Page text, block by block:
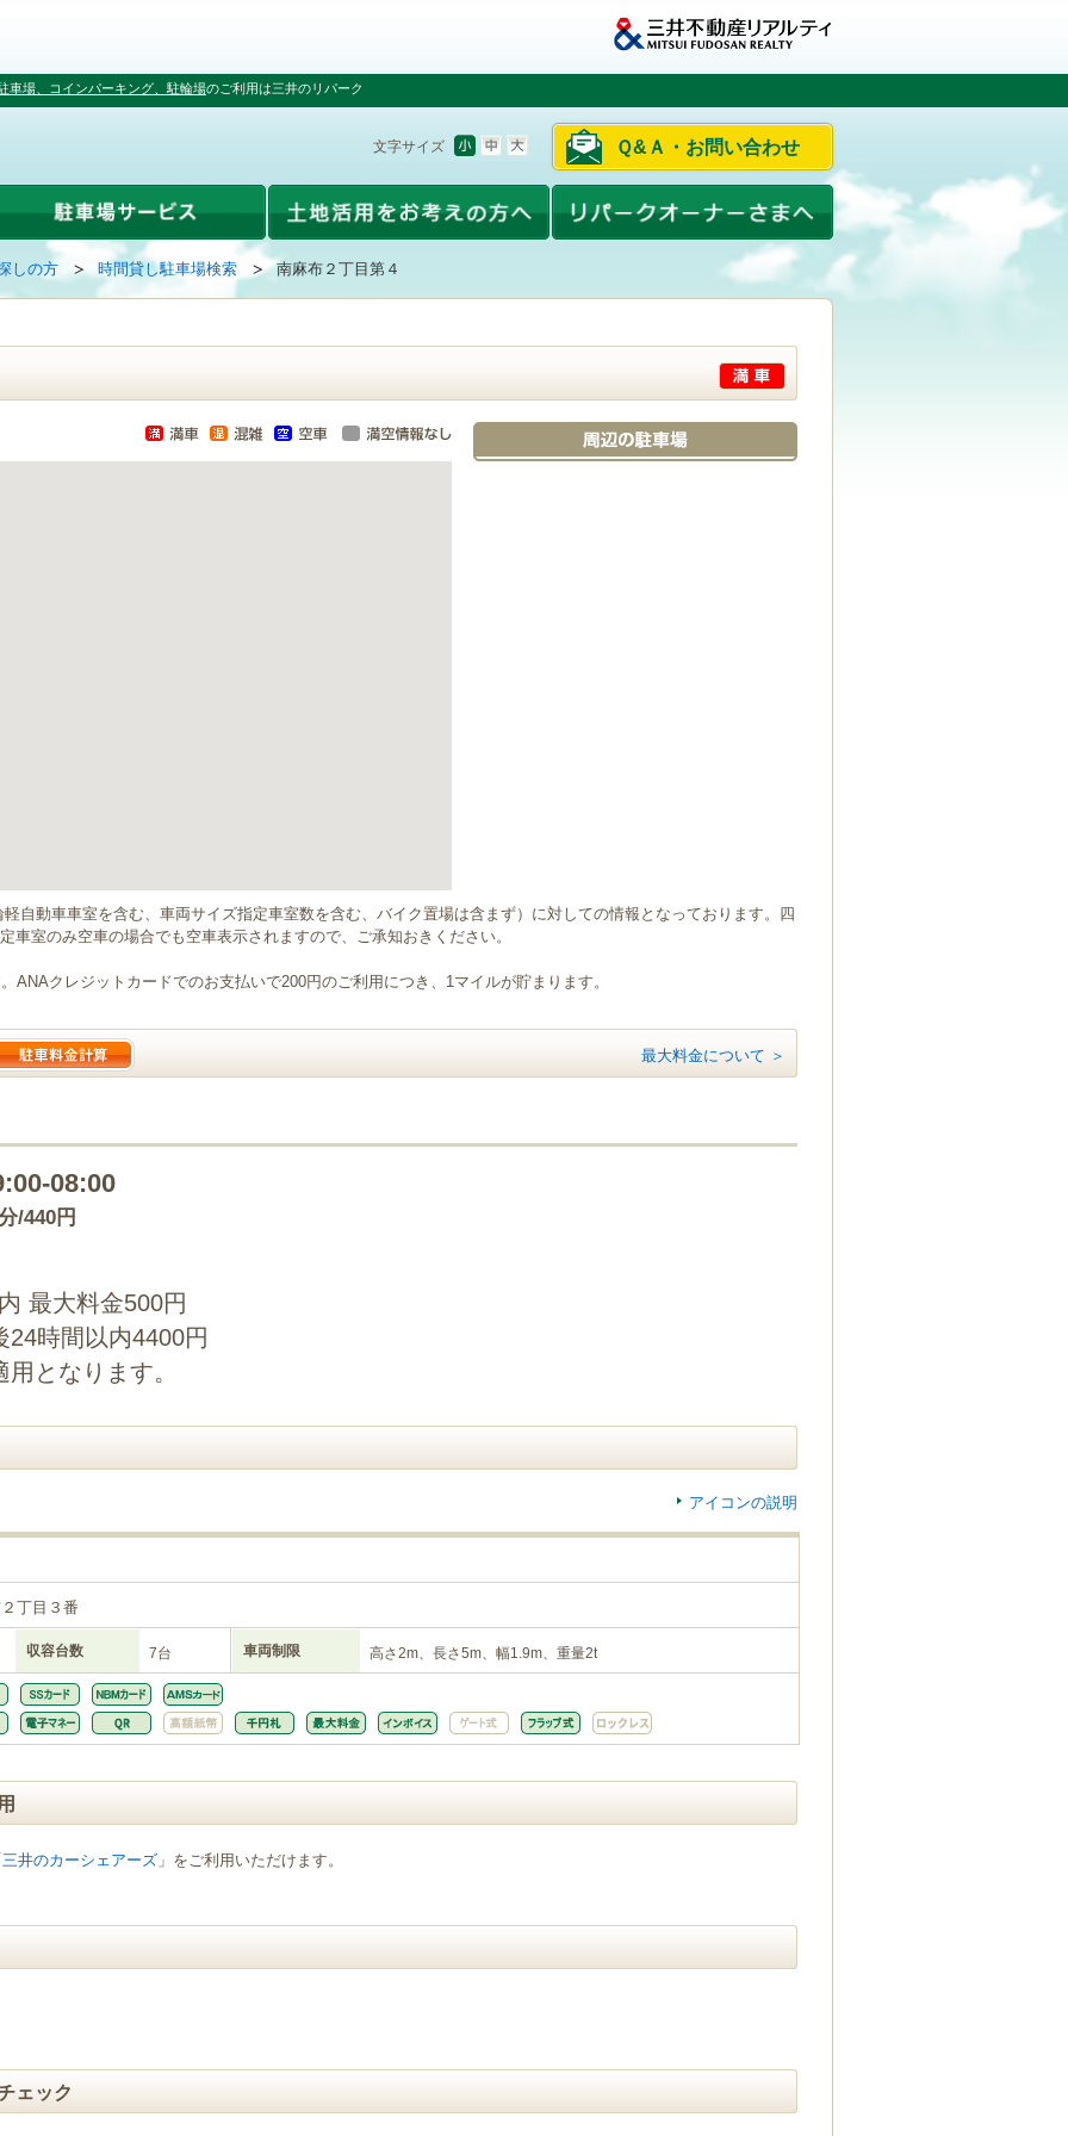
車場、コインパーキング、駐輪場のご利用は三井のリパーク
Ｑ&Ａ・お問い合わせ
文字サイズ
しの方 時間貸し駐車場検索 南麻布２丁目第４
自動車車室を含む、車両サイズ指定車室数を含む、バイク置場は含まず）に対しての情報となっております。四
車室のみ空車の場合でも空車表示されますので、ご承知おきください。
ANAクレジットカードでのお支払いで200円のご利用につき、1マイルが貯まります。
最大料金について ＞
08:00
/440円
最大料金500円
時間以内4400円
となります。
アイコンの説明
丁目３番
収容台数 7台 車両制限 高さ2m、長さ5m、幅1.9m、重量2t
三井のカーシェアーズ 」をご利用いただけます。
ェック